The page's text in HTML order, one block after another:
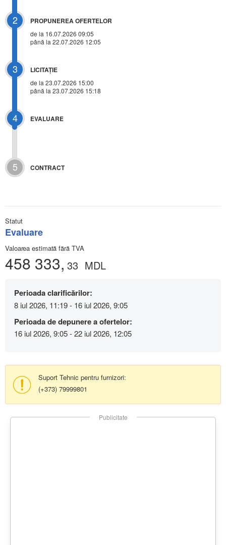
2 PROPUNEREA OFERTELOR
de la 16.07.2026 09:05
până la 22.07.2026 12:05
3 LICITAŢIE
de la 23.07.2026 15:00
până la 23.07.2026 15:18
4 EVALUARE
5 CONTRACT
Statut
Evaluare
Valoarea estimată fără TVA
458 333, 33 MDL
Perioada clarificărilor:
8 iul 2026, 11:19 - 16 iul 2026, 9:05
Perioada de depunere a ofertelor:
16 iul 2026, 9:05 - 22 iul 2026, 12:05
Suport Tehnic pentru furnizori:
(+373) 79999801
Publicitate